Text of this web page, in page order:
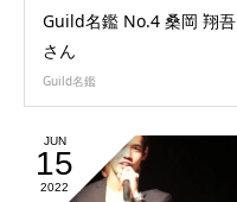
Guild名鑑 No.4 桑岡 翔吾
さん
Guild名鑑
JUN
15
2022